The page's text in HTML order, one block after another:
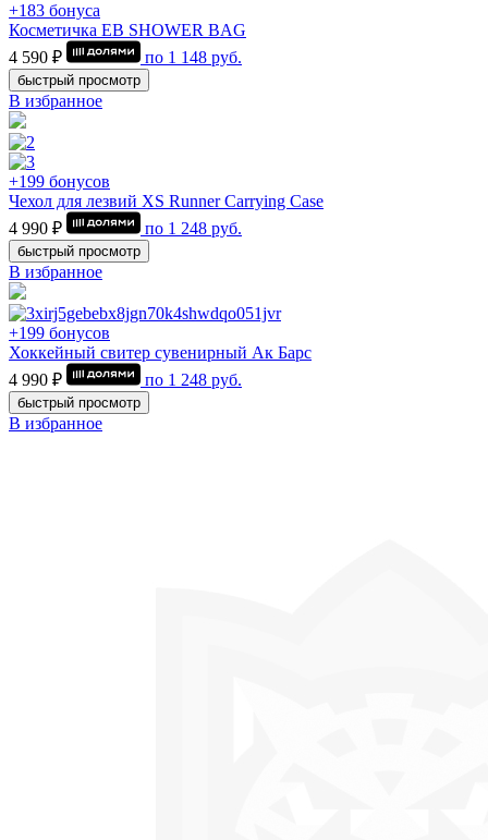
+183 бонуса
Косметичка EB SHOWER BAG
4 590 ₽
по 1 148 руб.
быстрый просмотр
В избранное
+199 бонусов
Чехол для лезвий XS Runner Carrying Case
4 990 ₽
по 1 248 руб.
быстрый просмотр
В избранное
+199 бонусов
Хоккейный свитер сувенирный Ак Барс
4 990 ₽
по 1 248 руб.
быстрый просмотр
В избранное